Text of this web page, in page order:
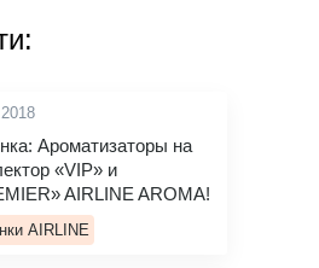
Ароматизаторы на
«VIP» и
AIRLINE AROMA!
AIRLINE